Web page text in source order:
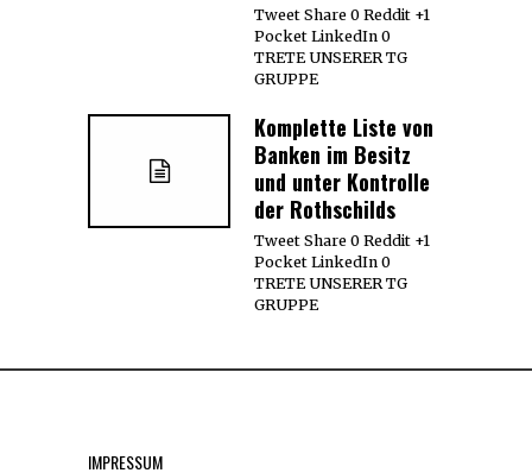
Tweet Share 0 Reddit +1
Pocket LinkedIn 0
TRETE UNSERER TG
GRUPPE
Komplette Liste von
Banken im Besitz
und unter Kontrolle
der Rothschilds
Tweet Share 0 Reddit +1
Pocket LinkedIn 0
TRETE UNSERER TG
GRUPPE
IMPRESSUM